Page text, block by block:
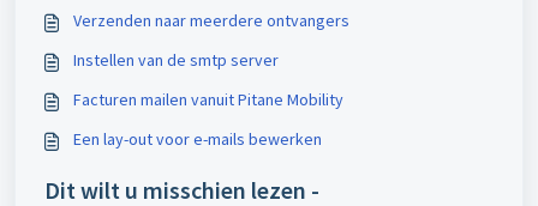
Verzenden naar meerdere ontvangers
Instellen van de smtp server
Facturen mailen vanuit Pitane Mobility
Een lay-out voor e-mails bewerken
Dit wilt u misschien lezen -